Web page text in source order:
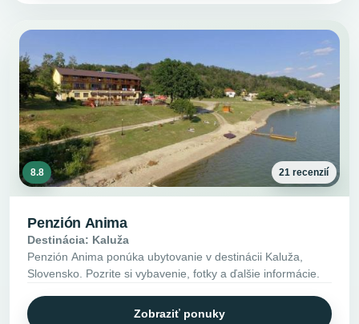
8.8 21 recenzií
Penzión Anima
Destinácia: Kaluža
Penzión Anima ponúka ubytovanie v destinácii Kaluža,
Slovensko. Pozrite si vybavenie, fotky a ďalšie informácie.
Zobraziť ponuky